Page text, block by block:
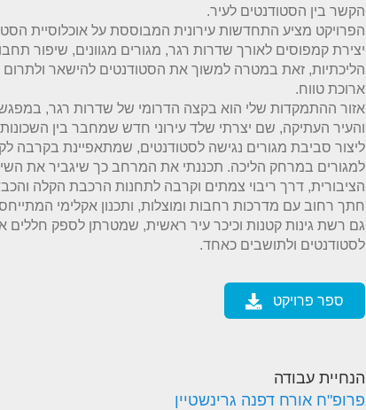
הקשר בין הסטודנטים לעיר.
הפרויקט מציע התחדשות עירונית המבוססת על אוכלוסיית
יצירת קמפוסים לאורך שדרות רגר, מגורים מגוונים, שיפור
הליכתיות, זאת במטרה למשוך את הסטודנטים להישאר ולתרום
ארוכת טווח.
אזור ההתמקדות שלי הוא בקצה הדרומי של שדרות רגר,
והעיר העתיקה, שם יצרתי שלד עירוני חדש שמחבר בין
ליצור סביבת מגורים נגישה לסטודנטים, שמתאפיינת בקרבה
למגורים במרחק הליכה. תכננתי את המרחב כך שיגביר את
הציבורית, דרך ריבוי צמתים וקרבה לתחנות הרכבת הקלה
חתך רחוב עם מדרכות רחבות ומוצלות, ותכנון אקלימי
גם רשת גינות קטנות וכיכר עיר ראשית, שמטרתן לספק חללים
לסטודנטים ולתושבים כאחד.
ספר פרויקט
הנחיית עבודה
פרופ"ח אורח דפנה גרינשטיין